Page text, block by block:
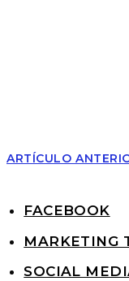
ARTÍCULO
FACEBOOK
MARKETING
SOCIAL